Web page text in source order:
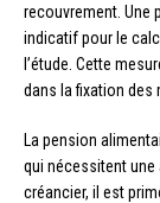
recouvrement. Une
indicatif pour le
l’étude. Cette
dans la fixation des
La pension
qui nécessitent une
créancier, il est